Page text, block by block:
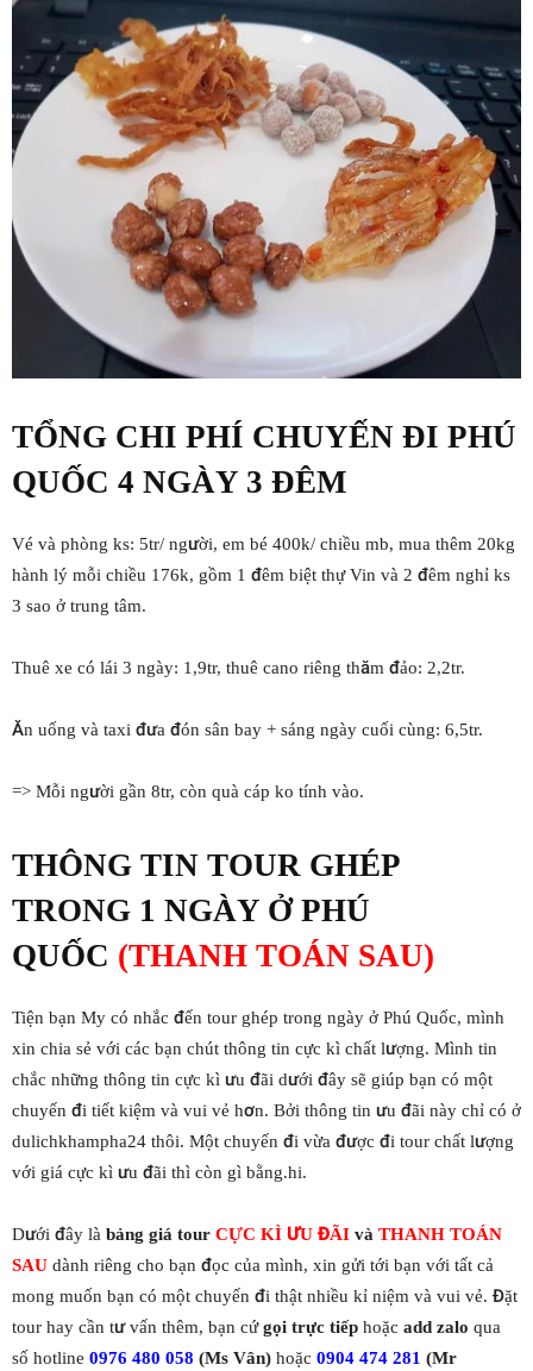
TỔNG CHI PHÍ CHUYẾN ĐI PHÚ
QUỐC 4 NGÀY 3 ĐÊM
Vé và phòng ks: 5tr/ người, em bé 400k/ chiều mb, mua thêm 20kg
hành lý mỗi chiều 176k, gồm 1 đêm biệt thự Vin và 2 đêm nghỉ ks
3 sao ở trung tâm.
Thuê xe có lái 3 ngày: 1,9tr, thuê cano riêng thăm đảo: 2,2tr.
Ăn uống và taxi đưa đón sân bay + sáng ngày cuối cùng: 6,5tr.
=> Mỗi người gần 8tr, còn quà cáp ko tính vào.
THÔNG TIN TOUR GHÉP
TRONG 1 NGÀY Ở PHÚ
QUỐC (THANH TOÁN SAU)
Tiện bạn My có nhắc đến tour ghép trong ngày ở Phú Quốc, mình
xin chia sẻ với các bạn chút thông tin cực kì chất lượng. Mình tin
chắc những thông tin cực kì ưu đãi dưới đây sẽ giúp bạn có một
chuyến đi tiết kiệm và vui vẻ hơn. Bởi thông tin ưu đãi này chỉ có ở
dulichkhampha24 thôi. Một chuyến đi vừa được đi tour chất lượng
với giá cực kì ưu đãi thì còn gì bằng.hi.
Dưới đây là bảng giá tour CỰC KÌ ƯU ĐÃI và THANH TOÁN
SAU dành riêng cho bạn đọc của mình, xin gửi tới bạn với tất cả
mong muốn bạn có một chuyến đi thật nhiều kỉ niệm và vui vẻ. Đặt
tour hay cần tư vấn thêm, bạn cứgọi trực tiếp hoặc add zalo qua
số hotline 0976 480 058 (Ms Vân) hoặc 0904 474 281 (Mr